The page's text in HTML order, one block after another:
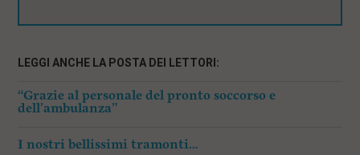
LEGGI ANCHE LA POSTA DEI LETTORI:
“Grazie al personale del pronto soccorso e
dell’ambulanza”
I nostri bellissimi tramonti…